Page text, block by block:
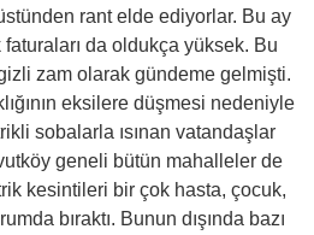
rant elde ediyorlar. Bu ay
da oldukça yüksek. Bu
zam olarak gündeme gelmişti.
eksilere düşmesi nedeniyle
sobalarla ısınan vatandaşlar
geneli bütün mahalleler de
kesintileri bir çok hasta, çocuk,
bıraktı. Bunun dışında bazı